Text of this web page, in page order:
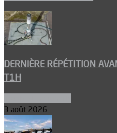
DERNIÈRE RÉPÉTITION
T1H
3 août 2026